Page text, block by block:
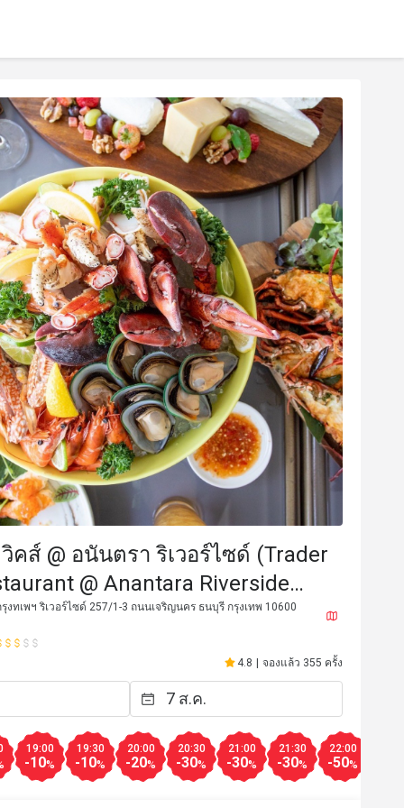
services and
ธ
บริการดี  อาหารรสชา
วิคส์ @ อนันตรา ริเวอร์ไซด์ (Trader
@ Anantara Riverside
Resort)
งทเพฯ ริเวอร์ไซด์ 257/1-3 ถนนเจริญนคร ธนบุรี กรุงเทพ 10600
4.8 | จองแล้ว 355 ครั้ง
19:00
-10%
19:30
-10%
20:00
-20%
20:30
-30%
21:00
-30%
21:30
-30%
22:00
-50%